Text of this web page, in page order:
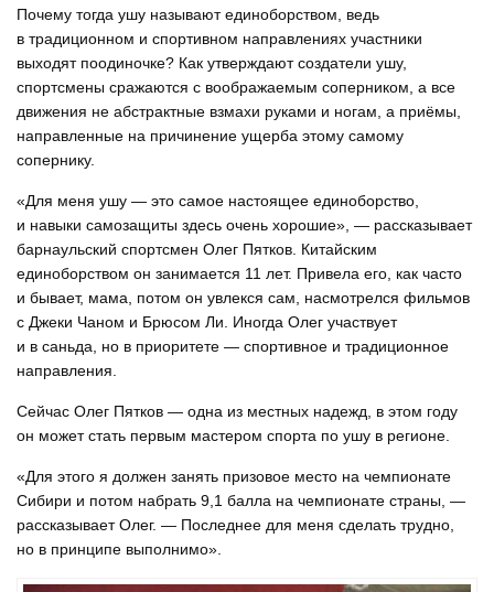
Почему тогда ушу называют единоборством, ведь
в традиционном и спортивном направлениях участники
выходят поодиночке? Как утверждают создатели ушу,
спортсмены сражаются с воображаемым соперником, а все
движения не абстрактные взмахи руками и ногам, а приёмы,
направленные на причинение ущерба этому самому
сопернику.
«Для меня ушу — это самое настоящее единоборство,
и навыки самозащиты здесь очень хорошие», — рассказывает
барнаульский спортсмен Олег Пятков. Китайским
единоборством он занимается 11 лет. Привела его, как часто
и бывает, мама, потом он увлекся сам, насмотрелся фильмов
с Джеки Чаном и Брюсом Ли. Иногда Олег участвует
и в саньда, но в приоритете — спортивное и традиционное
направления.
Сейчас Олег Пятков — одна из местных надежд, в этом году
он может стать первым мастером спорта по ушу в регионе.
«Для этого я должен занять призовое место на чемпионате
Сибири и потом набрать 9,1 балла на чемпионате страны, —
рассказывает Олег. — Последнее для меня сделать трудно,
но в принципе выполнимо».